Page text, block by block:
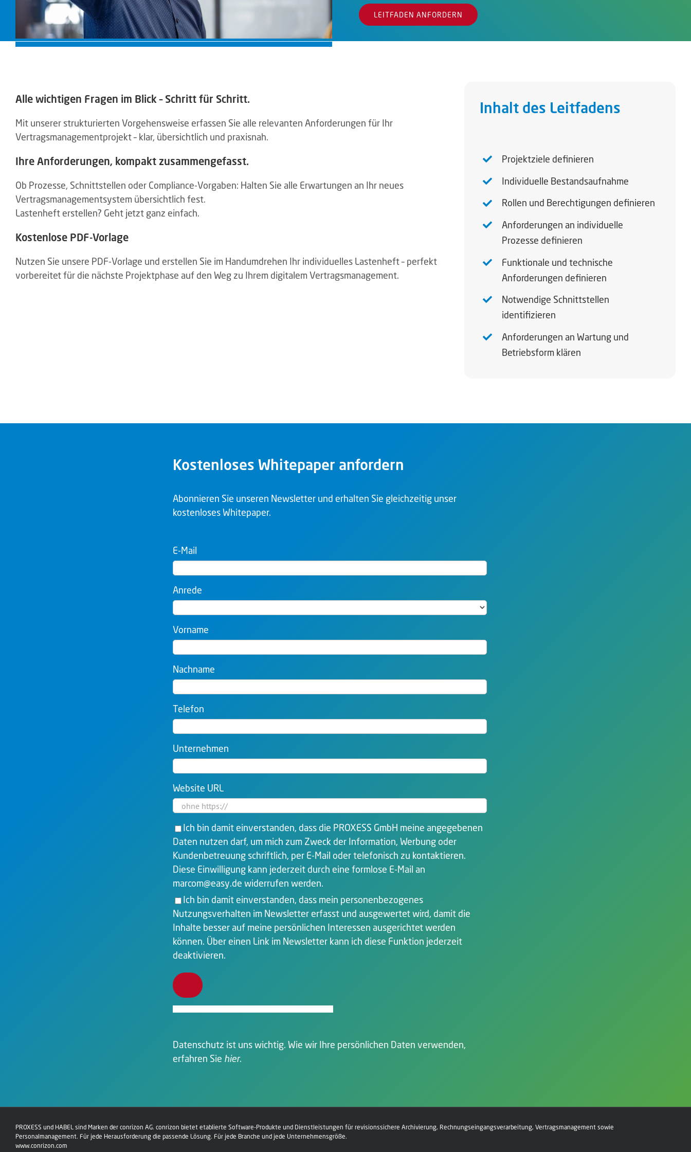
LEITFADEN ANFORDERN
Alle wichtigen Fragen im Blick – Schritt für Schritt.
Mit unserer strukturierten Vorgehensweise erfassen Sie alle relevanten Anforderungen für Ihr
Vertragsmanagementprojekt – klar, übersichtlich und praxisnah.
Ihre Anforderungen, kompakt zusammengefasst.
Ob Prozesse, Schnittstellen oder Compliance-Vorgaben: Halten Sie alle Erwartungen an Ihr neues
Vertragsmanagementsystem übersichtlich fest.
Lastenheft erstellen? Geht jetzt ganz einfach.
Kostenlose PDF-Vorlage
Nutzen Sie unsere PDF-Vorlage und erstellen Sie im Handumdrehen Ihr individuelles Lastenheft – perfekt
vorbereitet für die nächste Projektphase auf den Weg zu Ihrem digitalem Vertragsmanagement.
Inhalt des Leitfadens
Projektziele definieren
Individuelle Bestandsaufnahme
Rollen und Berechtigungen definieren
Anforderungen an individuelle
Prozesse definieren
Funktionale und technische
Anforderungen definieren
Notwendige Schnittstellen
identifizieren
Anforderungen an Wartung und
Betriebsform klären
Kostenloses Whitepaper anfordern
Abonnieren Sie unseren Newsletter und erhalten Sie gleichzeitig unser
kostenloses Whitepaper.
E-Mail
Anrede
Vorname
Nachname
Telefon
Unternehmen
Website URL
Ich bin damit einverstanden, dass die PROXESS GmbH meine angegebenen
Daten nutzen darf, um mich zum Zweck der Information, Werbung oder
Kundenbetreuung schriftlich, per E-Mail oder telefonisch zu kontaktieren.
Diese Einwilligung kann jederzeit durch eine formlose E-Mail an
marcom@easy.de widerrufen werden.
Ich bin damit einverstanden, dass mein personenbezogenes
Nutzungsverhalten im Newsletter erfasst und ausgewertet wird, damit die
Inhalte besser auf meine persönlichen Interessen ausgerichtet werden
können. Über einen Link im Newsletter kann ich diese Funktion jederzeit
deaktivieren.
Datenschutz ist uns wichtig. Wie wir Ihre persönlichen Daten verwenden,
erfahren Sie hier.
PROXESS und HABEL sind Marken der conrizon AG. conrizon bietet etablierte Software-Produkte und Dienstleistungen für revisionssichere Archivierung, Rechnungseingangs­verarbeitung, Vertragsmanagement sowie
Personalmanagement. Für jede Herausforderung die passende Lösung. Für jede Branche und jede Unternehmensgröße.
www.conrizon.com